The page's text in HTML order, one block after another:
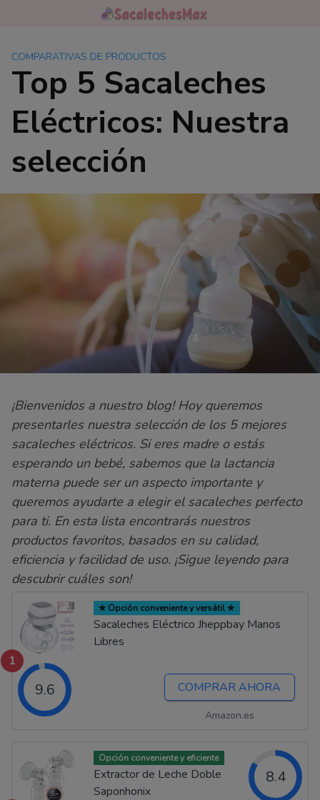
COMPARATIVAS DE PRODUCTOS
Top 5 Sacaleches
Eléctricos: Nuestra
selección
¡Bienvenidos a nuestro blog! Hoy queremos
presentarles nuestra selección de los 5 mejores
sacaleches eléctricos. Si eres madre o estás
esperando un bebé, sabemos que la lactancia
materna puede ser un aspecto importante y
queremos ayudarte a elegir el sacaleches perfecto
para ti. En esta lista encontrarás nuestros
productos favoritos, basados en su calidad,
eficiencia y facilidad de uso. ¡Sigue leyendo para
descubrir cuáles son!
1
✯ Opción conveniente y versátil ✯
Sacaleches Eléctrico Jheppbay Manos
Libres
9.6 COMPRAR AHORA
Amazon.es
Opción conveniente y eficiente
Extractor de Leche Doble
Saponhonix
8.4